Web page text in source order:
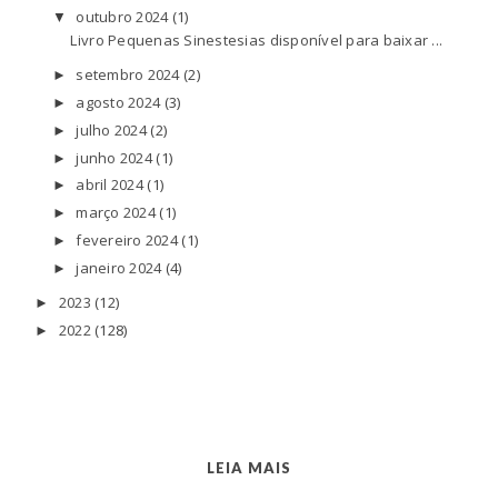
▼ outubro 2024 (1)
Livro Pequenas Sinestesias disponível para baixar ...
► setembro 2024 (2)
► agosto 2024 (3)
►julho 2024(2)
►junho 2024(1)
► abril 2024(1)
►março 2024(1)
►fevereiro 2024(1)
►janeiro 2024 (4)
► 2023 (12)
► 2022 (128)
LEIA MAIS